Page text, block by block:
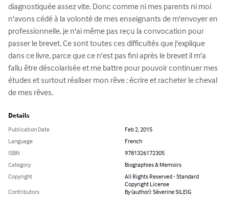
diagnostiquée assez vite. Donc comme ni mes parents ni moi
n'avons cédé à la volonté de mes enseignants de m'envoyer en
professionnelle, je n'ai même pas reçu la convocation pour
passer le brevet. Ce sont toutes ces difficultés que j'explique
dans ce livre, parce que ce n'est pas fini après le brevet il m'a
fallu être déscolarisée et me battre pour pouvoir continuer mes
études et surtout réaliser mon rêve : écrire et racheter le cheval
de mes rêves.
Details
Publication Date
Feb 2, 2015
Language
French
ISBN
9781326172305
Category
Biographies & Memoirs
Copyright
All Rights Reserved - Standard
Copyright License
Contributors
By (author): Séverine SILEIG